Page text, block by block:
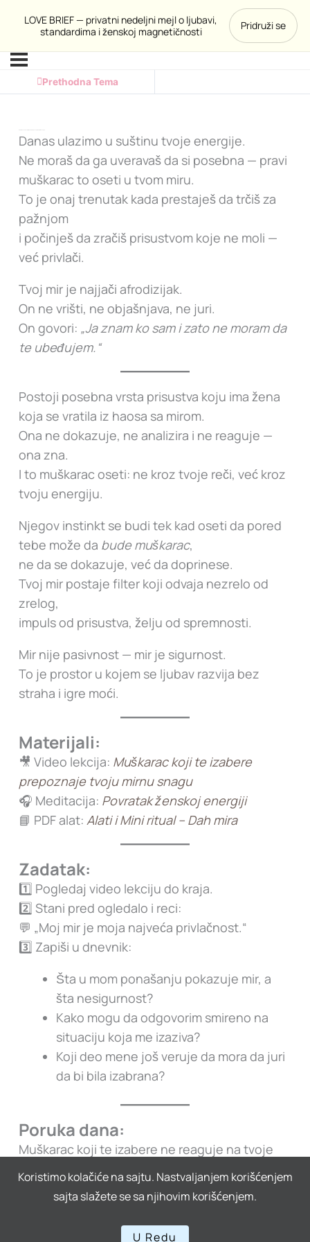
LOVE BRIEF — privatni nedeljni mejl o ljubavi,
standardima i ženskoj magnetičnosti
Pridruži se
Prethodna Tema
Danas ulazimo u suštinu tvoje energije.
Ne moraš da ga uveravaš da si posebna — pravi
muškarac to oseti u tvom miru.
To je onaj trenutak kada prestaješ da trčiš za
pažnjom
i počinješ da zračiš prisustvom koje ne moli —
već privlači.
Tvoj mir je najjači afrodizijak.
On ne vrišti, ne objašnjava, ne juri.
On govori: „Ja znam ko sam i zato ne moram da
te ubeđujem.“
Postoji posebna vrsta prisustva koju ima žena
koja se vratila iz haosa sa mirom.
Ona ne dokazuje, ne analizira i ne reaguje —
ona zna.
I to muškarac oseti: ne kroz tvoje reči, već kroz
tvoju energiju.
Njegov instinkt se budi tek kad oseti da pored
tebe može da bude muškarac,
ne da se dokazuje, već da doprinese.
Tvoj mir postaje filter koji odvaja nezrelo od
zrelog,
impuls od prisustva, želju od spremnosti.
Mir nije pasivnost — mir je sigurnost.
To je prostor u kojem se ljubav razvija bez
straha i igre moći.
Materijali:
🎥 Video lekcija: Muškarac koji te izabere
prepoznaje tvoju mirnu snagu
🎧 Meditacija: Povratak ženskoj energiji
📘 PDF alat: Alati i Mini ritual – Dah mira
Zadatak:
1️⃣ Pogledaj video lekciju do kraja.
2️⃣ Stani pred ogledalo i reci:
💬 „Moj mir je moja najveća privlačnost.“
3️⃣ Zapiši u dnevnik:
Šta u mom ponašanju pokazuje mir, a
šta nesigurnost?
Kako mogu da odgovorim smireno na
situaciju koja me izaziva?
Koji deo mene još veruje da mora da juri
da bi bila izabrana?
Poruka dana:
Muškarac koji te izabere ne reaguje na tvoje
reči – već na tvoje
Tvoj mir je ono što ga poziva da ostane. 🌹
Koristimo kolačiće na sajtu. Nastvaljanjem korišćenjem
sajta slažete se sa njihovim korišćenjem.
U Redu